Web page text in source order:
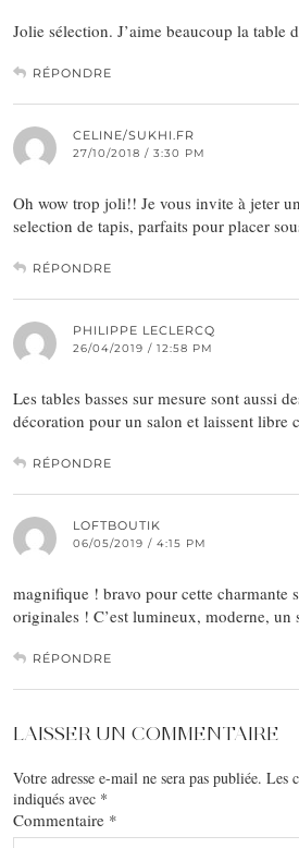
Jolie sélection. J’aime beaucoup la table
RÉPONDRE
CELINE/SUKHI.FR
27/10/2018 / 3:30 PM
Oh wow trop joli!! Je vous invite à jeter
selection de tapis, parfaits pour placer
RÉPONDRE
PHILIPPE LECLERCQ
26/04/2019 / 12:58 PM
Les tables basses sur mesure sont aussi
décoration pour un salon et laissent libre
RÉPONDRE
LOFTBOUTIK
06/05/2019 / 4:15 PM
magnifique ! bravo pour cette charmante
originales ! C’est lumineux, moderne, un
RÉPONDRE
LAISSER UN COMMENTAIRE
Votre adresse e-mail ne sera pas publiée. Les
indiqués avec *
Commentaire *